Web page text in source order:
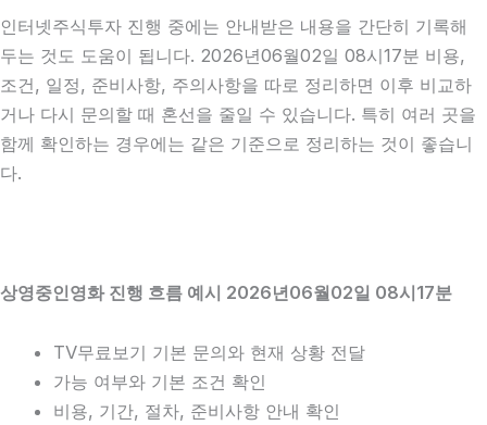
인터넷주식투자 진행 중에는 안내받은 내용을 간단히 기록해
두는 것도 도움이 됩니다. 2026년06월02일 08시17분 비용,
조건, 일정, 준비사항, 주의사항을 따로 정리하면 이후 비교하
거나 다시 문의할 때 혼선을 줄일 수 있습니다. 특히 여러 곳을
함께 확인하는 경우에는 같은 기준으로 정리하는 것이 좋습니
다.
상영중인영화 진행 흐름 예시 2026년06월02일 08시17분
TV무료보기 기본 문의와 현재 상황 전달
가능 여부와 기본 조건 확인
비용, 기간, 절차, 준비사항 안내 확인